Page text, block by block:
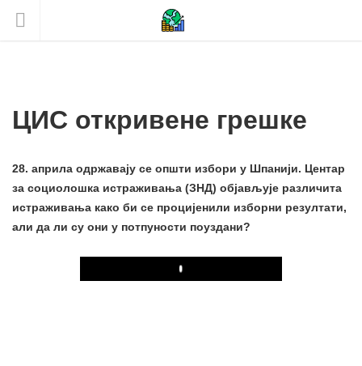
ЦИС откривене грешке
28. априла одржавају се општи избори у Шпанији. Центар
за социолошка истраживања (ЗНД) објављује различита
истраживања како би се процијенили изборни резултати,
али да ли су они у потпуности поуздани?
Play